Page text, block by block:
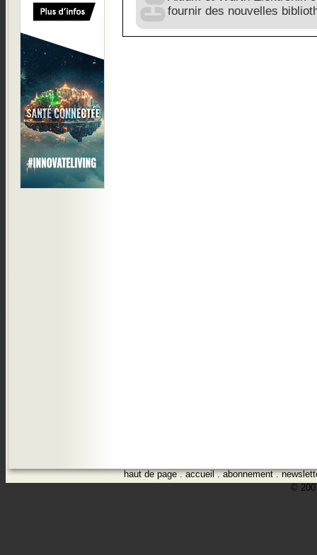
fournir des nouvelles
haut de page.accueil.abonnement.
©